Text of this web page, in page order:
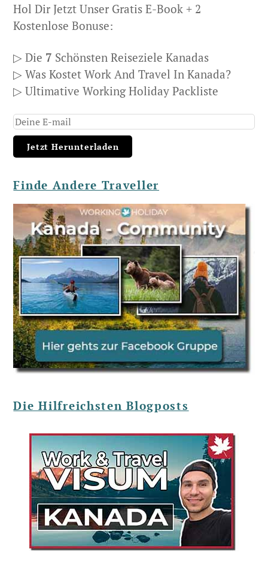
Hol Dir Jetzt Unser Gratis E-Book + 2
Kostenlose Bonuse:
▷ Die 7 Schönsten Reiseziele Kanadas
▷ Was Kostet Work And Travel In Kanada?
▷ Ultimative Working Holiday Packliste
Finde Andere Traveller
Die Hilfreichsten Blogposts